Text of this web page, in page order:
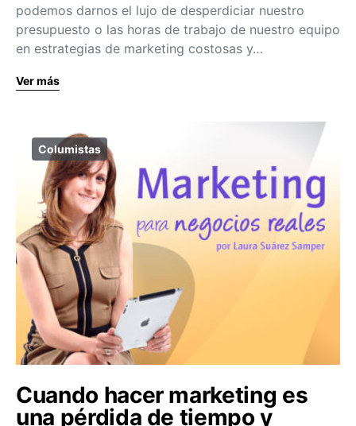
podemos darnos el lujo de desperdiciar nuestro
presupuesto o las horas de trabajo de nuestro equipo
en estrategias de marketing costosas y…
Ver más
Columistas
Cuando hacer marketing es
una pérdida de tiempo y